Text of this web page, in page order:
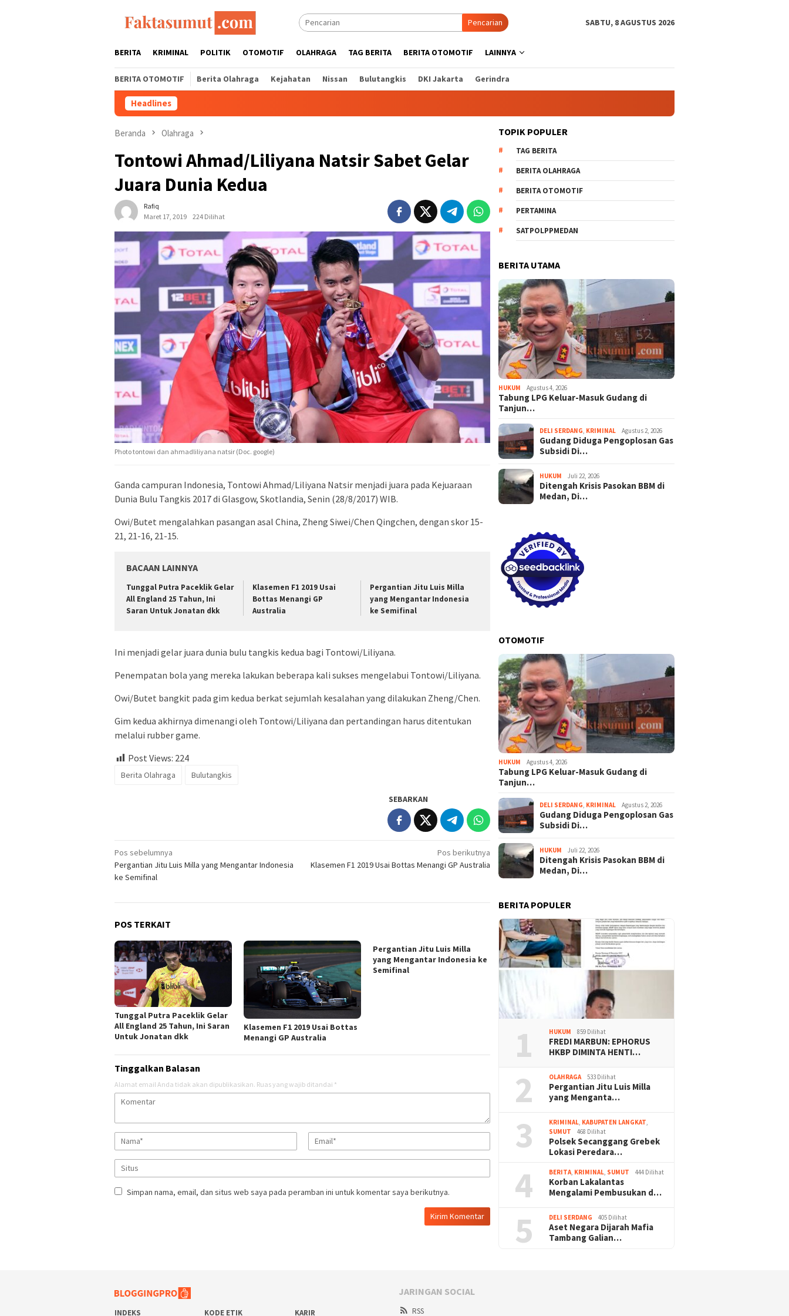
Pencarian SABTU, 8 AGUSTUS 2026
BERITA KRIMINAL POLITIK OTOMOTIF OLAHRAGA TAG BERITA BERITA OTOMOTIF LAINNYA
BERITA OTOMOTIF Berita Olahraga Kejahatan Nissan Bulutangkis DKI Jakarta Gerindra
Headlines
Beranda Olahraga
Tontowi Ahmad/Liliyana Natsir Sabet Gelar
Juara Dunia Kedua
Rafiq
Maret 17, 2019
224 Dilihat
Photo tontowi dan ahmadliliyana natsir (Doc. google)
Ganda campuran Indonesia, Tontowi Ahmad/Liliyana Natsir menjadi juara pada Kejuaraan
Dunia Bulu Tangkis 2017 di Glasgow, Skotlandia, Senin (28/8/2017) WIB.
Owi/Butet mengalahkan pasangan asal China, Zheng Siwei/Chen Qingchen, dengan skor 15-
21, 21-16, 21-15.
BACAAN LAINNYA
Tunggal Putra Paceklik Gelar
All England 25 Tahun, Ini
Saran Untuk Jonatan dkk
Klasemen F1 2019 Usai
Bottas Menangi GP
Australia
Pergantian Jitu Luis Milla
yang Mengantar Indonesia
ke Semifinal
Ini menjadi gelar juara dunia bulu tangkis kedua bagi Tontowi/Liliyana.
Penempatan bola yang mereka lakukan beberapa kali sukses mengelabui Tontowi/Liliyana.
Owi/Butet bangkit pada gim kedua berkat sejumlah kesalahan yang dilakukan Zheng/Chen.
Gim kedua akhirnya dimenangi oleh Tontowi/Liliyana dan pertandingan harus ditentukan
melalui rubber game.
Post Views: 224
Berita Olahraga Bulutangkis
SEBARKAN
Navigasi
pos
Pos sebelumnya
Pergantian Jitu Luis Milla yang Mengantar Indonesia
ke Semifinal
Pos berikutnya
Klasemen F1 2019 Usai Bottas Menangi GP Australia
POS TERKAIT
Tunggal Putra Paceklik Gelar
All England 25 Tahun, Ini Saran
Untuk Jonatan dkk
Klasemen F1 2019 Usai Bottas
Menangi GP Australia
Pergantian Jitu Luis Milla
yang Mengantar Indonesia ke
Semifinal
Tinggalkan Balasan
Alamat email Anda tidak akan dipublikasikan. Ruas yang wajib ditandai *
Simpan nama, email, dan situs web saya pada peramban ini untuk komentar saya berikutnya.
TOPIK POPULER
TAG BERITA
BERITA OLAHRAGA
BERITA OTOMOTIF
PERTAMINA
SATPOLPPMEDAN
BERITA UTAMA
HUKUM Agustus 4, 2026
Tabung LPG Keluar-Masuk Gudang di
Tanjun…
DELI SERDANG KRIMINAL Agustus 2, 2026
Gudang Diduga Pengoplosan Gas
Subsidi Di…
HUKUM Juli 22, 2026
Ditengah Krisis Pasokan BBM di
Medan, Di…
OTOMOTIF
HUKUM Agustus 4, 2026
Tabung LPG Keluar-Masuk Gudang di
Tanjun…
DELI SERDANG, KRIMINAL Agustus 2, 2026
Gudang Diduga Pengoplosan Gas
Subsidi Di…
HUKUM Juli 22, 2026
Ditengah Krisis Pasokan BBM di
Medan, Di…
BERITA POPULER
1 HUKUM 859 Dilihat
FREDI MARBUN: EPHORUS
HKBP DIMINTA HENTI…
2 OLAHRAGA 533 Dilihat
Pergantian Jitu Luis Milla
yang Menganta…
3 KRIMINAL, KABUPATEN LANGKAT,
SUMUT
468 Dilihat
Polsek Secanggang Grebek
Lokasi Peredara…
4 BERITA, KRIMINAL, SUMUT 444 Dilihat
Korban Lakalantas
Mengalami Pembusukan d…
5 DELI SERDANG 405 Dilihat
Aset Negara Dijarah Mafia
Tambang Galian…
INDEKS KODE ETIK KARIR
JARINGAN SOCIAL
RSS